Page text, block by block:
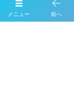
メニュー 前へ